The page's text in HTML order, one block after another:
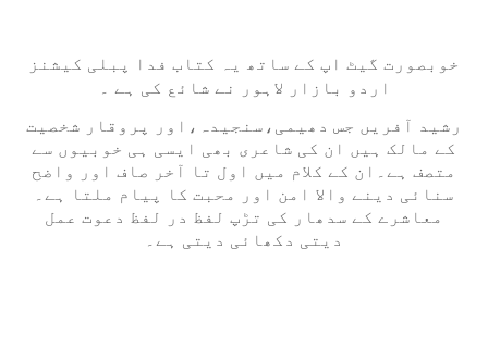
خوبصورت گیٹ اپ کے ساتھ یہ کتاب فدا پبلی کیشنز
اردو بازار لاہور نے شائع کی ہے ۔
رشید آفریں جس دھیمی،سنجیدہ،اور پروقار شخصیت
کے مالک ہیں ان کی شاعری بھی ایسی ہی خوبیوں سے
متصف ہے۔ان کے کلام میں اول تا آخر صاف اور واضح
سنائی دینے والا امن اور محبت کا پیام ملتا ہے۔
معاشرے کے سدھار کی تڑپ لفظ در لفظ دعوت عمل
دیتی دکھائی دیتی ہے۔